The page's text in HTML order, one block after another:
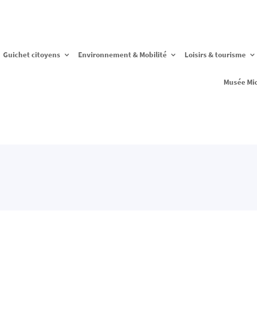
Guichet citoyens Environnement & Mobilité Loisirs & tourisme
Musée